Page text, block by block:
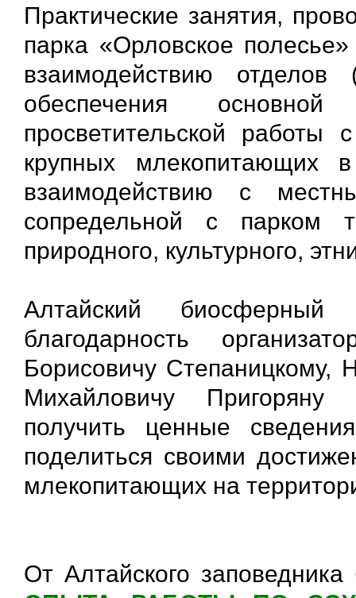
Практические занятия,
парка «Орловское
взаимодействию
обеспечения
просветительской работы
крупных млекопитающих
взаимодействию с
сопредельной с парком
природного, культурного,
Алтайский биосферный
благодарность
Борисовичу Степаницкому,
Михайловичу Пригоряну
получить ценные
поделиться своими
млекопитающих на
От Алтайского